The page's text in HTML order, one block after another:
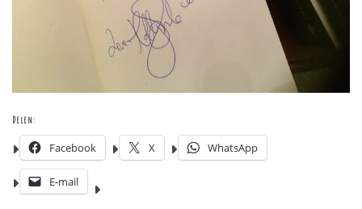
Delen:
Facebook X WhatsApp
E-mail